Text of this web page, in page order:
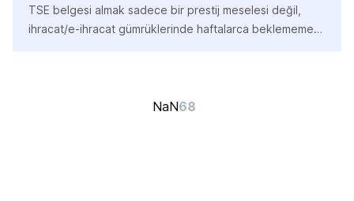
TSE belgesi almak sadece bir prestij meselesi değil,
ihracat/e-ihracat gümrüklerinde haftalarca beklememek
sınır kapılarındaki bürokratik krizlerdir. Üretim
NaN68